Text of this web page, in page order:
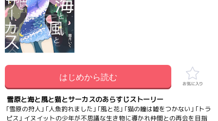
はじめから読む
雪原と海と風と猫とサーカスのあらすじストーリー
｢雪原の狩人｣ ｢人魚釣れました｣ ｢風と花｣ ｢猫の瞳は嘘をつかない｣ ｢トラ
ピス｣ イヌイットの少年が不思議な生き物に導かれ仲間との再会を目指